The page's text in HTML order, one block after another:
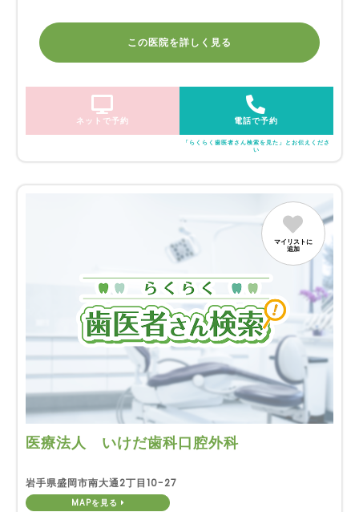
この医院を詳しく見る
ネットで予約 電話で予約
「らくらく歯医者さん検索を見た」とお伝えくださ
い
医療法人 いけだ歯科口腔外科
マイリストに
追加
岩手県盛岡市南大通2丁目10-27
MAPを見る